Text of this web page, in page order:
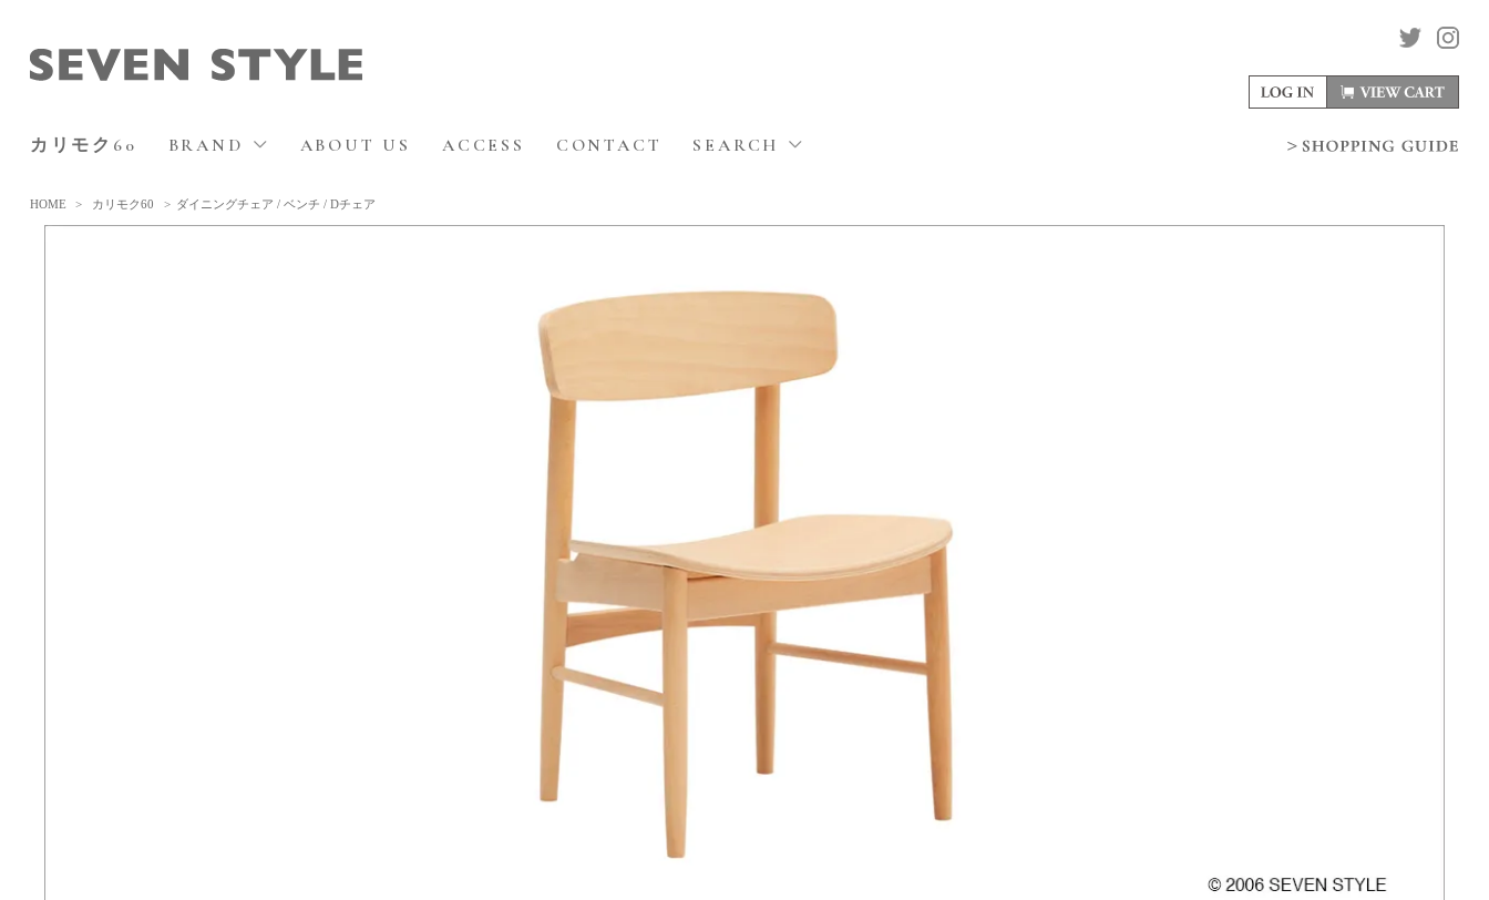
カリモク60 BRAND ABOUT US ACCESS CONTACT SEARCH
HOME > カリモク60 > ダイニングチェア / ベンチ / Dチェア